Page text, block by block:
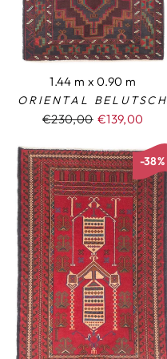
1.44 m x 0.90 m
ORIENTAL BELUTSCH
Normaler
€230,00 Sonderpreis
€139,00
-38%